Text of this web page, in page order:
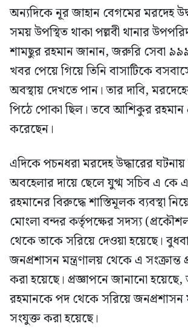
অন্যদিকে নূর জাহান বেগমের মরদেহ
সময় উপস্থিত থাকা পল্লবী থানার
শামছুর রহমান জানান, জরুরি সেবা
খবর পেয়ে গিয়ে তিনি বাসাটিকে
অবস্থায় দেখতে পান। তার দাবি,
পিঠে পোকা ছিল। তবে আশিকুর রহমান
করেছেন।
এদিকে পচনধরা মরদেহ উদ্ধারের ঘটনায়
অবহেলার দায়ে ছেলে যুগ্ম সচিব এ
রহমানের বিরুদ্ধে শাস্তিমূলক ব্যবস্থা
মোংলা বন্দর কর্তৃপক্ষের সদস্য
থেকে তাকে সরিয়ে দেওয়া হয়েছে।
জনপ্রশাসন মন্ত্রণালয় থেকে এ সংক্রান্ত
করা হয়েছে। প্রজ্ঞাপনে জানানো
রহমানকে পদ থেকে সরিয়ে জনপ্রশাসন
সংযুক্ত করা হয়েছে।